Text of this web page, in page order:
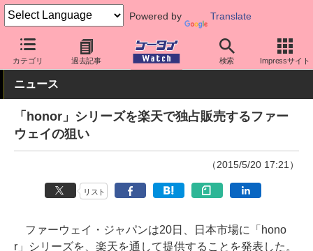
Powered by Translate
カテゴリ 過去記事 検索 Impressサイト
ケータイ Watch 格安スマホ/格安SIM 格安スマホ/SIMフリースマ
ニュース
「honor」シリーズを楽天で独占販売するファー
ウェイの狙い
（2015/5/20 17:21）
リスト
ファーウェイ・ジャパンは20日、日本市場に「hono
r」シリーズを、楽天を通して提供することを発表した。